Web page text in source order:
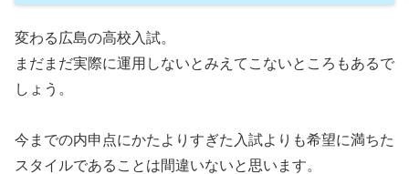
変わる広島の高校入試。
まだまだ実際に運用しないとみえてこないところもあるで
しょう。
今までの内申点にかたよりすぎた入試よりも希望に満ちた
スタイルであることは間違いないと思います。